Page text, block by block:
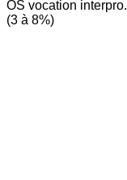
OS vocation interpro.
(3 à 8%)